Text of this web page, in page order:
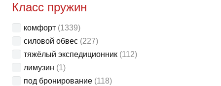
Класс пружин
комфорт (1339)
силовой обвес (227)
тяжёлый экспедиционник (112)
лимузин (1)
под бронирование (118)